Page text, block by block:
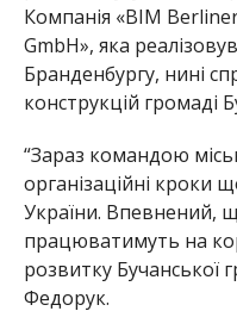
Компанія «BIM
GmbH», яка
Бранденбургу, нині
конструкцій громаді
“Зараз командою
організаційні кроки
України. Впевнений,
працюватимуть на
розвитку Бучанської
Федорук.